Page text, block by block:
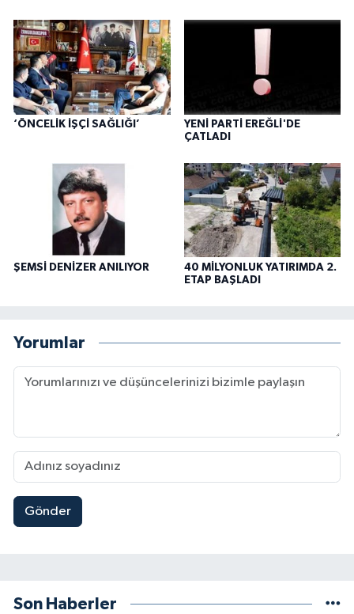
‘ÖNCELİK İŞÇİ SAĞLIĞI’
YENİ PARTİ EREĞLİ'DE
ÇATLADI
ŞEMSİ DENİZER ANILIYOR
40 MİLYONLUK YATIRIMDA 2.
ETAP BAŞLADI
Yorumlar
Gönder
Son Haberler